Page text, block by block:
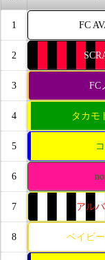
1 FC
2
3 FC
4 タカモ
5
6
7 アル
8 ベイビ